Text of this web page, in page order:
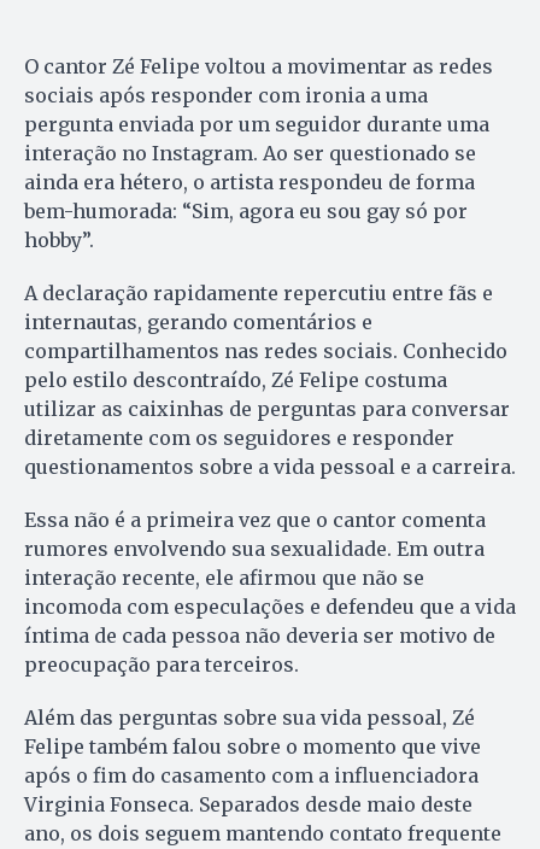
O cantor Zé Felipe voltou a movimentar as redes
sociais após responder com ironia a uma
pergunta enviada por um seguidor durante uma
interação no Instagram. Ao ser questionado se
ainda era hétero, o artista respondeu de forma
bem-humorada: “Sim, agora eu sou gay só por
hobby”.
A declaração rapidamente repercutiu entre fãs e
internautas, gerando comentários e
compartilhamentos nas redes sociais. Conhecido
pelo estilo descontraído, Zé Felipe costuma
utilizar as caixinhas de perguntas para conversar
diretamente com os seguidores e responder
questionamentos sobre a vida pessoal e a carreira.
Essa não é a primeira vez que o cantor comenta
rumores envolvendo sua sexualidade. Em outra
interação recente, ele afirmou que não se
incomoda com especulações e defendeu que a vida
íntima de cada pessoa não deveria ser motivo de
preocupação para terceiros.
Além das perguntas sobre sua vida pessoal, Zé
Felipe também falou sobre o momento que vive
após o fim do casamento com a influenciadora
Virginia Fonseca. Separados desde maio deste
ano, os dois seguem mantendo contato frequente